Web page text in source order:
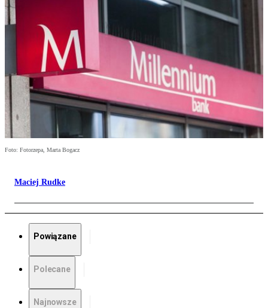
Foto: Fotorzepa, Marta Bogacz
Maciej Rudke
Powiązane
Polecane
Najnowsze